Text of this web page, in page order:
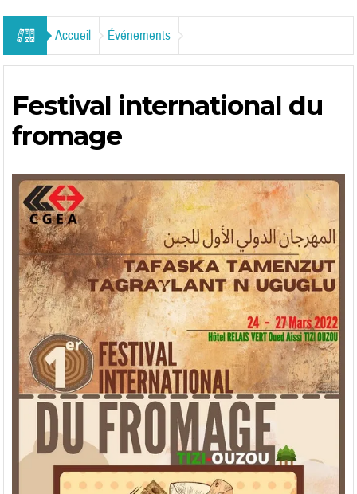
Accueil Événements
Festival international du
fromage